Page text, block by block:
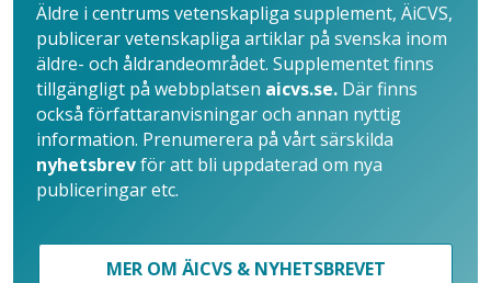
Äldre i centrums vetenskapliga supplement, ÄiCVS,
publicerar vetenskapliga artiklar på svenska inom
äldre- och åldrandeområdet. Supplementet finns
tillgängligt på webbplatsen aicvs.se. Där finns
också författaranvisningar och annan nyttig
information. Prenumerera på vårt särskilda
nyhetsbrevför att bli uppdaterad om nya
publiceringar etc.
MER OM ÄICVS & NYHETSBREVET